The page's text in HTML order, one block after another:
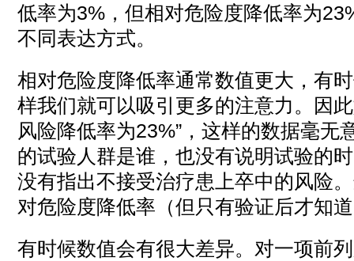
低率为3%，但相对危险度降低率为
不同表达方式。
相对危险度降低率通常数值更大，有
样我们就可以吸引更多的注意力。因
风险降低率为23%”，这样的数据毫无
的试验人群是谁，也没有说明试验的
没有指出不接受治疗患上卒中的风险
对危险度降低率（但只有验证后才知
有时候数值会有很大差异。对一项前